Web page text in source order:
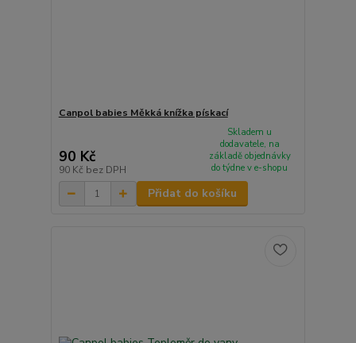
Canpol babies Měkká knížka pískací
90 Kč
90 Kč bez DPH
Skladem u
dodavatele, na
základě objednávky
do týdne v e-shopu
Přidat do košíku